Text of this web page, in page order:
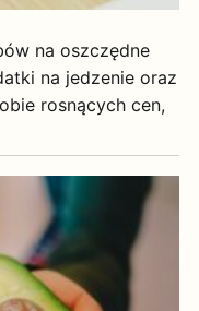
na oszczędne
na jedzenie oraz
rosnących cen,